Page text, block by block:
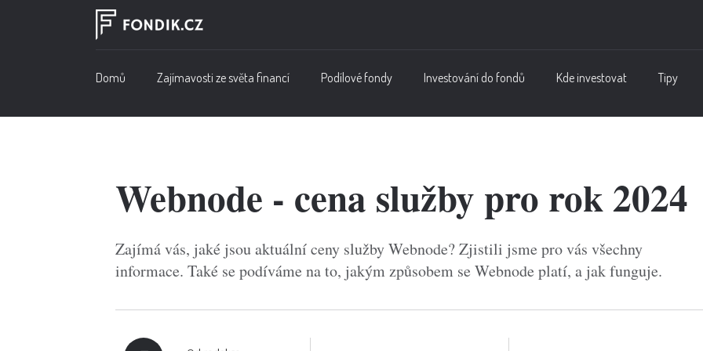
Domů Zajímavosti ze světa financí Podílové fondy Investování do fondů Kde investovat Tipy
Webnode - cena služby pro rok 2024
Zajímá vás, jaké jsou aktuální ceny služby Webnode? Zjistili jsme pro vás všechny
informace. Také se podíváme na to, jakým způsobem se Webnode platí, a jak funguje.